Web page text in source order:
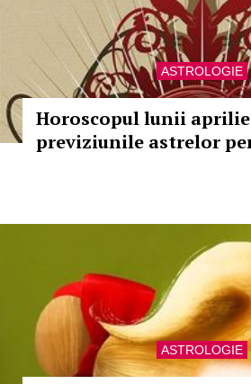
ASTROLOGIE
Horoscopul lunii
previziunile astrelor
ASTROLOGIE